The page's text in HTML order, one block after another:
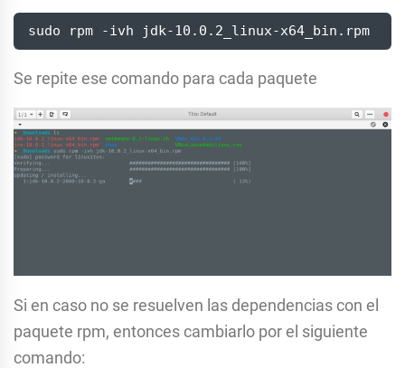
sudo rpm -ivh jdk-10.0.2_linux-x64_bin.rpm
Se repite ese comando para cada paquete
Si en caso no se resuelven las dependencias con el
paquete rpm, entonces cambiarlo por el siguiente
comando: